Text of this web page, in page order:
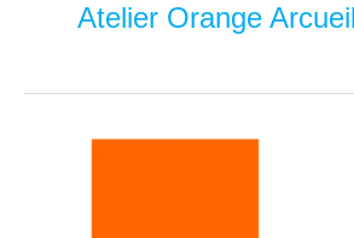
Atelier Orange Arcueil